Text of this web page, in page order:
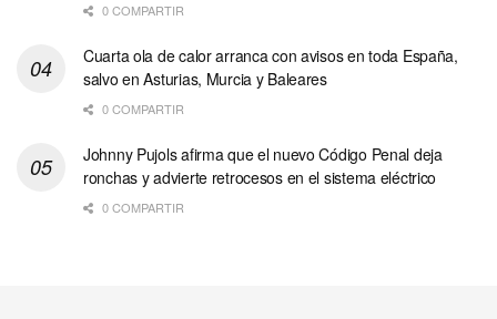
0 COMPARTIR
Cuarta ola de calor arranca con avisos en toda España,
salvo en Asturias, Murcia y Baleares
0 COMPARTIR
Johnny Pujols afirma que el nuevo Código Penal deja
ronchas y advierte retrocesos en el sistema eléctrico
0 COMPARTIR